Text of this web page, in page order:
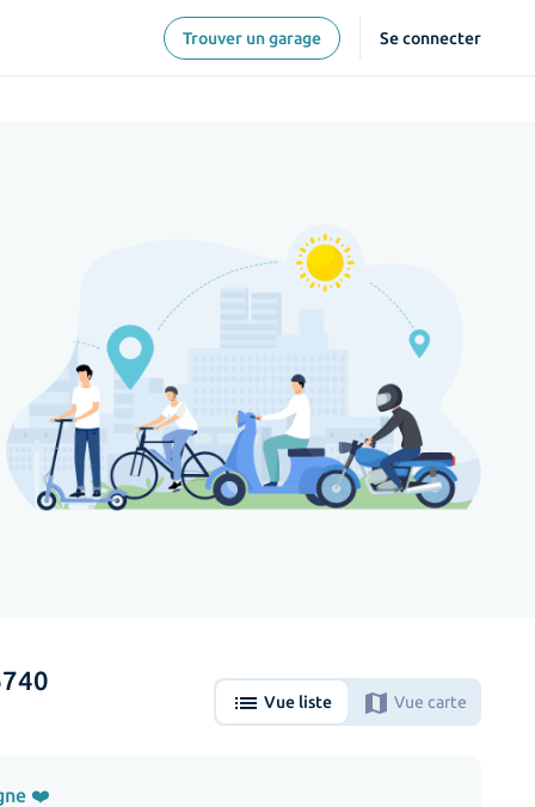
Trouver un garage Se connecter
list Vue liste map Vue carte
❤️